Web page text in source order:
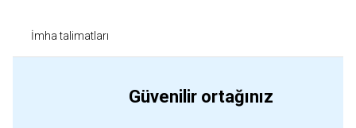
İmha talimatları
Güvenilir ortağınız